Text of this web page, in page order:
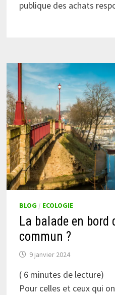
publique des achats
BLOG / ECOLOGIE
La balade en bord
commun ?
9 janvier 2024
( 6 minutes de lecture)
Pour celles et ceux qui